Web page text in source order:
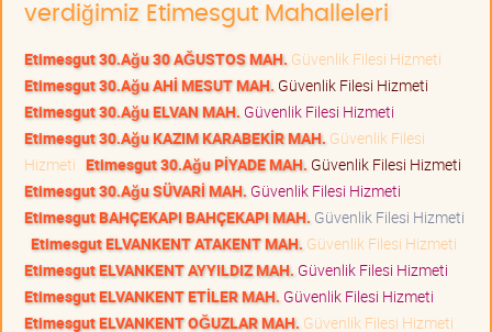
verdiğimiz Etimesgut Mahalleleri
Etimesgut 30.Ağu 30 AĞUSTOS MAH. Güvenlik Filesi Hizmeti
Etimesgut 30.Ağu AHİ MESUT MAH. Güvenlik Filesi Hizmeti
Etimesgut 30.Ağu ELVAN MAH. Güvenlik Filesi Hizmeti
Etimesgut 30.Ağu KAZIM KARABEKİR MAH. Güvenlik Filesi
Hizmeti Etimesgut 30.Ağu PİYADE MAH. Güvenlik Filesi Hizmeti
Etimesgut 30.Ağu SÜVARİ MAH. Güvenlik Filesi Hizmeti
Etimesgut BAHÇEKAPI BAHÇEKAPI MAH. Güvenlik Filesi Hizmeti
Etimesgut ELVANKENT ATAKENT MAH. Güvenlik Filesi Hizmeti
Etimesgut ELVANKENT AYYILDIZ MAH. Güvenlik Filesi Hizmeti
Etimesgut ELVANKENT ETİLER MAH. Güvenlik Filesi Hizmeti
Etimesgut ELVANKENT OĞUZLAR MAH. Güvenlik Filesi Hizmeti